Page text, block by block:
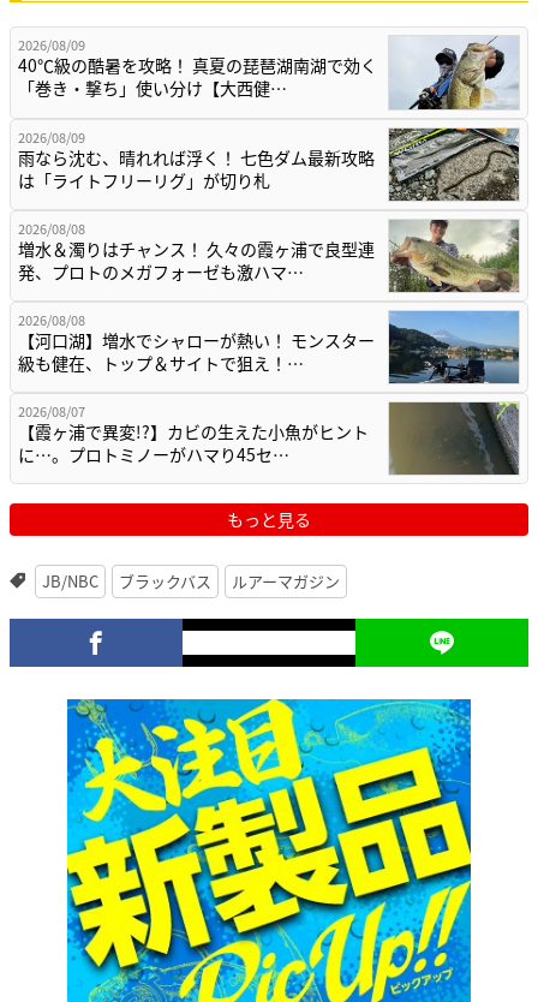
2026/08/09
40℃級の酷暑を攻略！ 真夏の琵琶湖南湖で効く
「巻き・撃ち」使い分け【大西健…
2026/08/09
雨なら沈む、晴れれば浮く！ 七色ダム最新攻略
は「ライトフリーリグ」が切り札
2026/08/08
増水＆濁りはチャンス！ 久々の霞ヶ浦で良型連
発、プロトのメガフォーゼも激ハマ…
2026/08/08
【河口湖】増水でシャローが熱い！ モンスター
級も健在、トップ＆サイトで狙え！…
2026/08/07
【霞ヶ浦で異変!?】カビの生えた小魚がヒント
に…。プロトミノーがハマり45セ…
もっと見る
JB/NBC ブラックバス ルアーマガジン